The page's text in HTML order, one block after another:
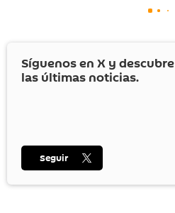
Síguenos en X y descubre
las últimas noticias.
Seguir